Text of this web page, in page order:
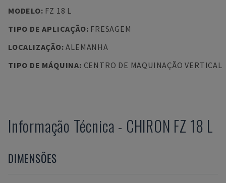
MODELO: FZ 18 L
TIPO DE APLICAÇÃO: FRESAGEM
LOCALIZAÇÃO:ALEMANHA
TIPO DE MÁQUINA: CENTRO DE MAQUINAÇÃO VERTICAL
Informação Técnica - CHIRON FZ 18 L
DIMENSÕES